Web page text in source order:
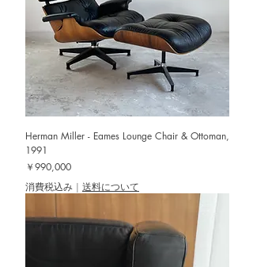
Herman Miller - Eames Lounge Chair & Ottoman,
1991
価格
￥990,000
消費税込み | 送料について